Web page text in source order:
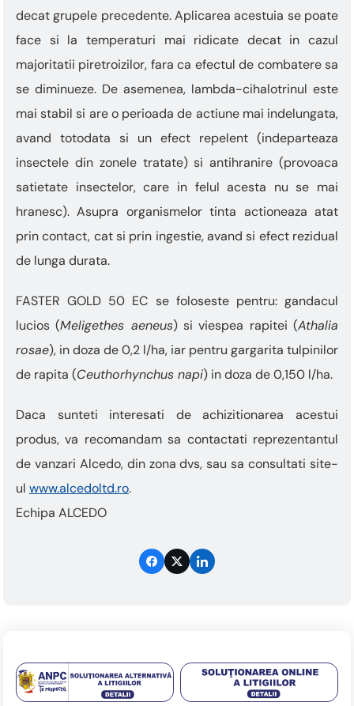
decat grupele precedente. Aplicarea acestuia se poate
face si la temperaturi mai ridicate decat in cazul
majoritatii piretroizilor, fara ca efectul de combatere sa
se diminueze. De asemenea, lambda-cihalotrinul este
mai stabil si are o perioada de actiune mai indelungata,
avand totodata si un efect repelent (indeparteaza
insectele din zonele tratate) si antihranire (provoaca
satietate insectelor, care in felul acesta nu se mai
hranesc). Asupra organismelor tinta actioneaza atat
prin contact, cat si prin ingestie, avand si efect rezidual
de lunga durata.
FASTER GOLD 50 EC se foloseste pentru: gandacul
lucios (Meligethes aeneus) si viespea rapitei (Athalia
rosae), in doza de 0,2 l/ha, iar pentru gargarita tulpinilor
de rapita (Ceuthorhynchus napi) in doza de 0,150 l/ha.
Daca sunteti interesati de achizitionarea acestui
produs, va recomandam sa contactati reprezentantul
de vanzari Alcedo, din zona dvs, sau sa consultati site-
ul www.alcedoltd.ro.
Echipa ALCEDO